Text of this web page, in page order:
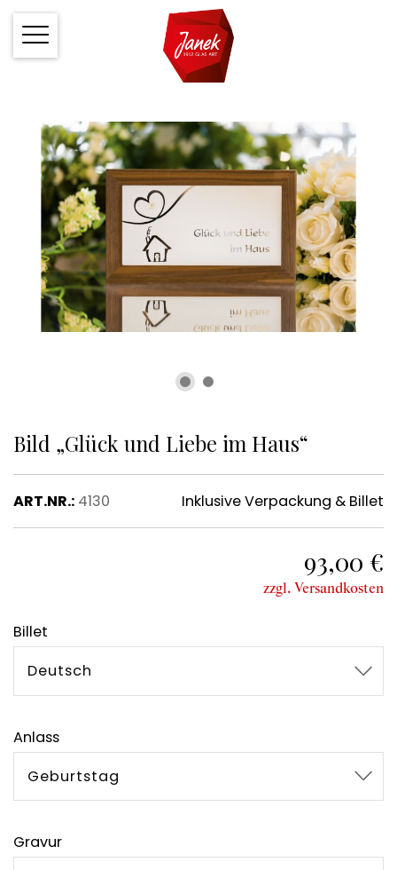
Bild „Glück und Liebe im Haus“
ART.NR.: 4130 Inklusive Verpackung & Billet
93,00 €
zzgl. Versandkosten
Billet
Deutsch
Anlass
Geburtstag
Gravur